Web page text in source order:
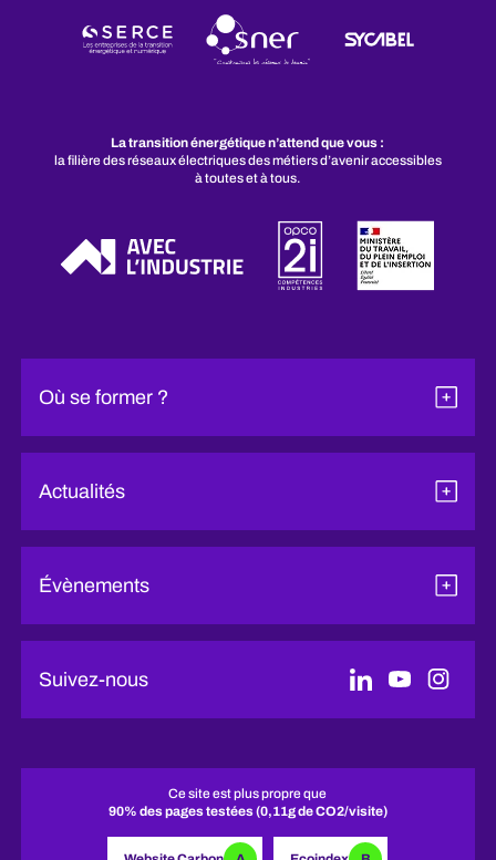
La transition énergétique n’attend que vous :
la filière des réseaux électriques des métiers d’avenir accessibles
à toutes et à tous.
Où se former ?
Actualités
Évènements
Suivez-nous
Ce site est plus propre que
90% des pages testées (0,11g de CO2/visite)